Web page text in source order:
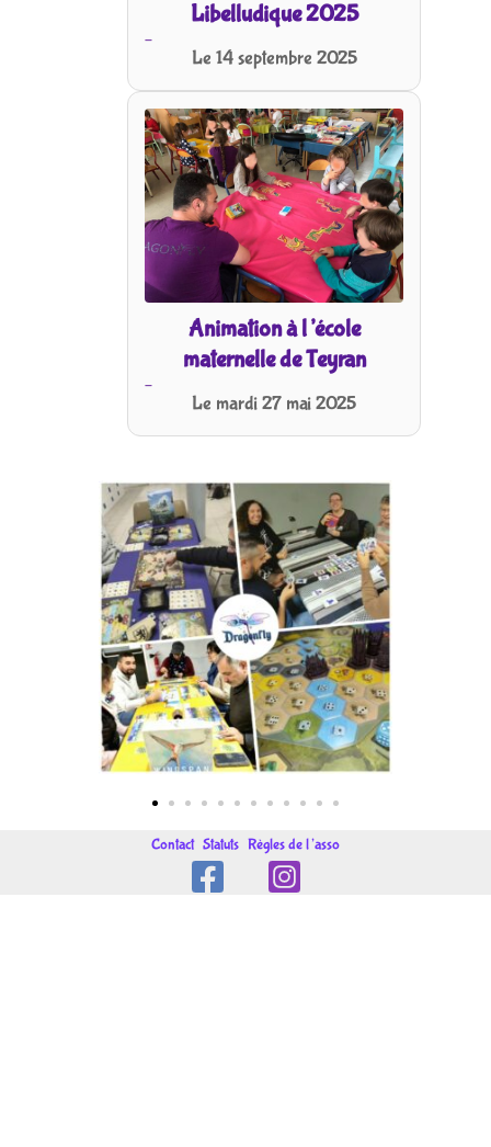
Libelludique 2025
-
Le 14 septembre 2025
Animation à l’école
maternelle de Teyran
-
Le mardi 27 mai 2025
Contact Statuts Règles de l’asso